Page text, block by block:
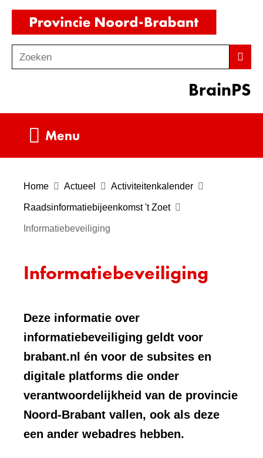
Ga
de
inhoud
o
Zoeken
BrainPS
Menu
Home Actueel Activiteitenkalender
Raadsinformatiebijeenkomst 't Zoet
Informatiebeveiliging
Informatiebeveiliging
Deze informatie over
informatiebeveiliging geldt voor
brabant.nl én voor de subsites en
digitale platforms die onder
verantwoordelijkheid van de provincie
Noord-Brabant vallen, ook als deze
een ander webadres hebben.